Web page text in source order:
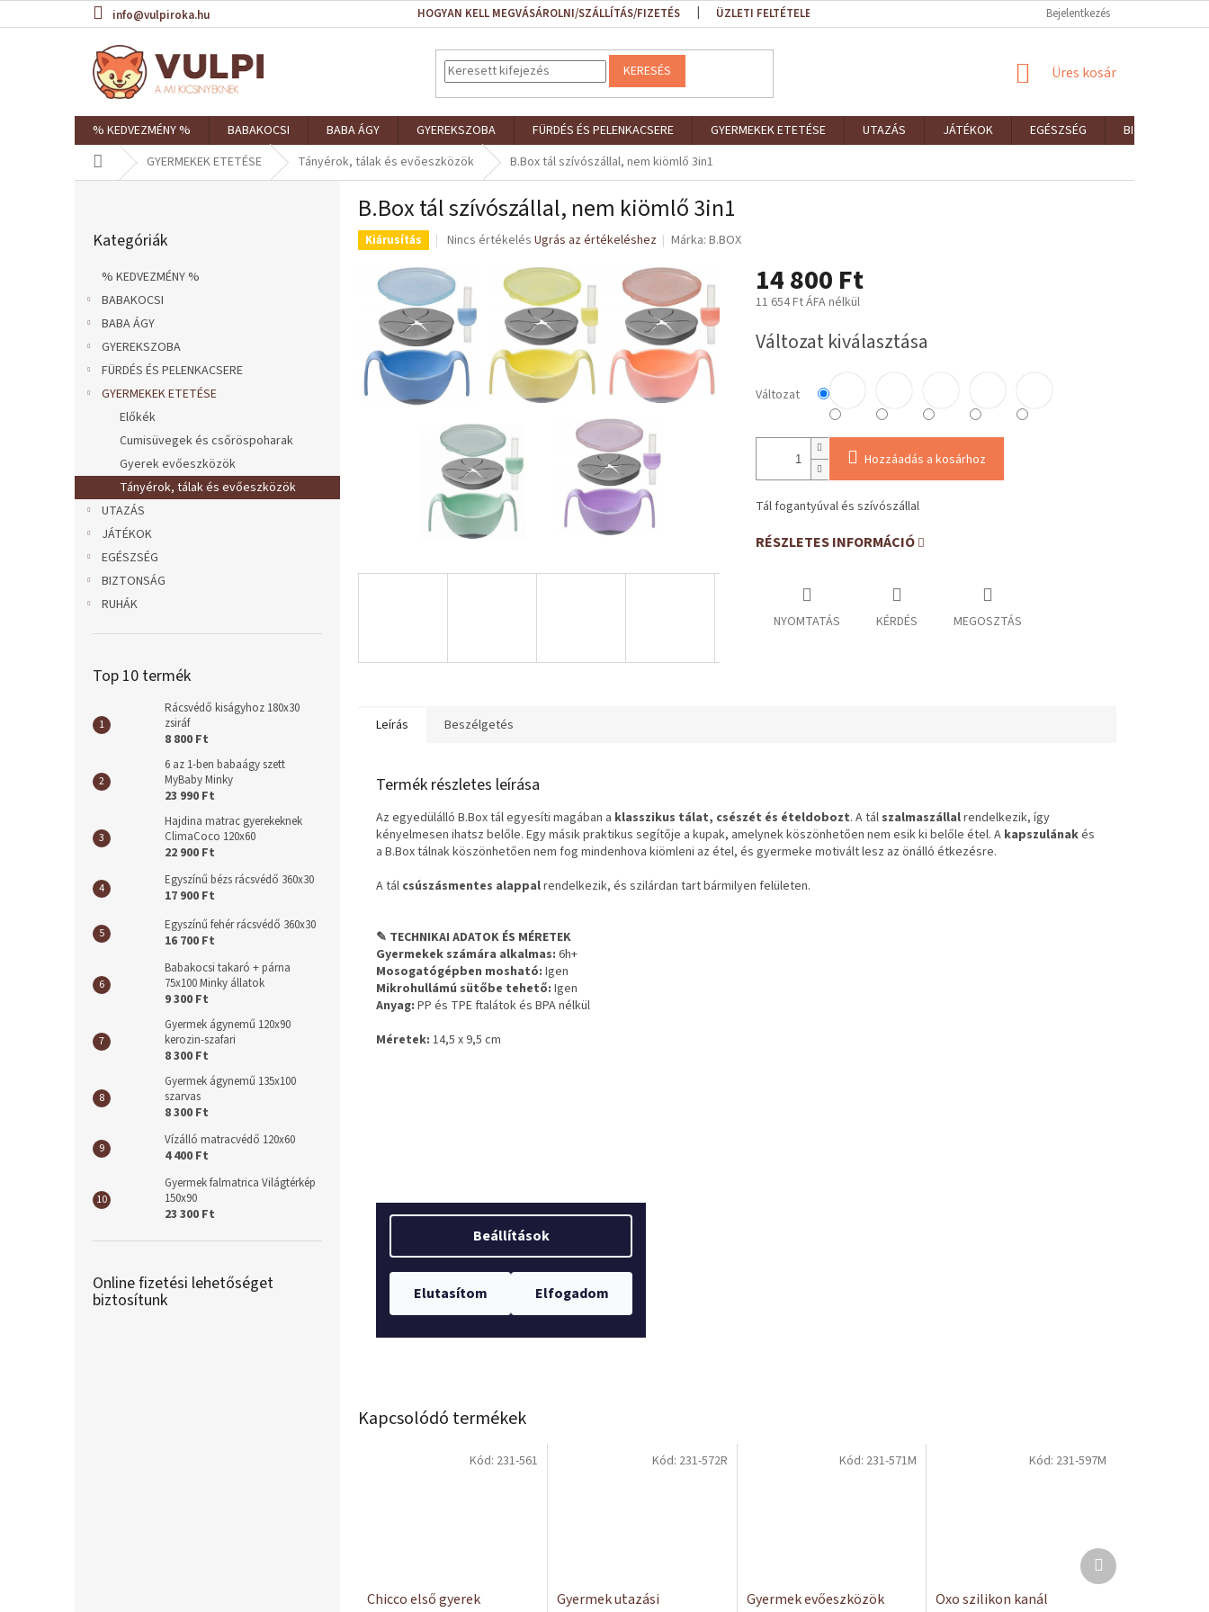
a
info@vulpiroka.hu HOGYAN KELL MEGVÁSÁROLNI/SZÁLLÍTÁS/FIZETÉS ÜZLETI FELTÉTELEK (ÁSZF) REKLAMÁCIÓK ÉS VISSZAKÜLDÉSEKBejelentkezés
KERESÉS KOSÁR
Üres kosár
% KEDVEZMÉNY % BABAKOCSI BABA ÁGY GYEREKSZOBA FÜRDÉS ÉS PELENKACSERE GYERMEKEK ETETÉSE UTAZÁS JÁTÉKOK EGÉSZSÉG
BIZTONSÁG
KezdőlapGYERMEKEK ETETÉSE Tányérok, tálak és evőeszközök B.Box tál szívószállal, nem kiömlő 3in1
átugrása
Kategóriák
% KEDVEZMÉNY %
BABAKOCSI
BABA ÁGY
GYEREKSZOBA
FÜRDÉS ÉS PELENKACSERE
GYERMEKEK ETETÉSE
Előkék
Cumisüvegek és csőröspoharak
Gyerek evőeszközök
Tányérok, tálak és evőeszközök
UTAZÁS
JÁTÉKOK
EGÉSZSÉG
BIZTONSÁG
RUHÁK
Top 10 termék
Rácsvédő kiságyhoz 180x30
zsiráf
8 800 Ft
6 az 1-ben babaágy szett
MyBaby Minky
23 990 Ft
Hajdina matrac gyerekeknek
ClimaCoco 120x60
22 900 Ft
Egyszínű bézs rácsvédő 360x30
17 900 Ft
Egyszínű fehér rácsvédő 360x30
16 700 Ft
Babakocsi takaró + párna
75x100 Minky állatok
9 300 Ft
Gyermek ágynemű 120x90
kerozin-szafari
8 300 Ft
Gyermek ágynemű 135x100
szarvas
8 300 Ft
Vízálló matracvédő 120x60
4 400 Ft
Gyermek falmatrica Világtérkép
150x90
23 300 Ft
Online fizetési lehetőséget
biztosítunk
B.Box tál szívószállal, nem kiömlő 3in1
Kiárusítás
A
átlagos
értékelése
ből
0,0
csillag.
Nincs értékelés Ugrás az értékeléshez Márka:B.BOX
14 800 Ft
11 654 Ft ÁFA nélkül
Változat kiválasztása
Változat
Hozzáadás a kosárhoz
Tál fogantyúval és szívószállal
RÉSZLETES INFORMÁCIÓ
NYOMTATÁS KÉRDÉS MEGOSZTÁS
Kapcsolódó termékek
Chicco első gyerek
Kód: 231-561
Gyermek utazási
Kód: 231-572R
Gyermek evőeszközök
Kód: 231-571M
Oxo szilikon kanál
Kód: 231-597M
Következő
termék
Leírás Beszélgetés
Termék részletes leírása
Az egyedülálló B.Box tál egyesíti magában a klasszikus tálat, csészét és ételdobozt. A tál szalmaszállalrendelkezik, így
kényelmesen ihatsz belőle. Egy másik praktikus segítője a kupak, amelynek köszönhetően nem esik ki belőle étel. A kapszulánakés
a B.Box tálnak köszönhetően nem fog mindenhova kiömleni az étel, és gyermeke motivált lesz az önálló étkezésre.
A tál csúszásmentes alappalrendelkezik, és szilárdan tart bármilyen felületen.
✎ TECHNIKAI ADATOK ÉS MÉRETEK
Gyermekek számára alkalmas: 6h+
Mosogatógépben mosható: Igen
Mikrohullámú sütőbe tehető: Igen
Anyag: PP és TPE ftalátok és BPA nélkül
Méretek: 14,5 x 9,5 cm